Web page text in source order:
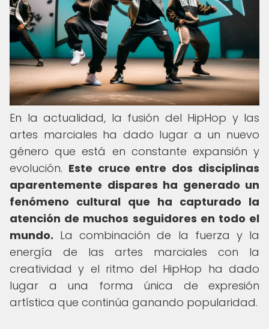
En la actualidad, la fusión del HipHop y las
artes marciales ha dado lugar a un nuevo
género que está en constante expansión y
evolución. Este cruce entre dos disciplinas
aparentemente dispares ha generado un
fenómeno cultural que ha capturado la
atención de muchos seguidores en todo el
mundo. La combinación de la fuerza y la
energía de las artes marciales con la
creatividad y el ritmo del HipHop ha dado
lugar a una forma única de expresión
artística que continúa ganando popularidad.